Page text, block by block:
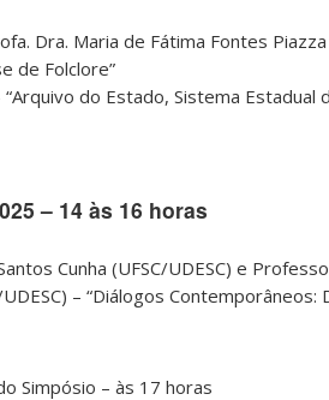
Dra. Maria de Fátima Fontes
de Folclore”
“Arquivo do Estado, Sistema
– 14 às 16 horas
Cunha (UFSC/UDESC) e
– “Diálogos
Simpósio – às 17 horas